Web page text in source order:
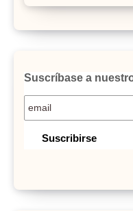
Suscríbase a